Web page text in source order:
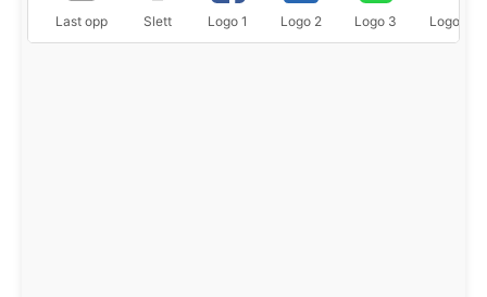
Last opp Slett Logo 1 Logo 2 Logo 3 Logo 4